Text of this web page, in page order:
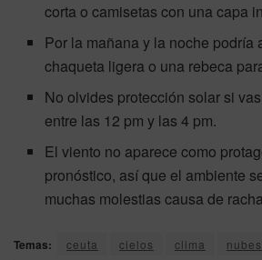
corta o camisetas con una capa
Por la mañana y la noche podría
chaqueta ligera o una rebeca
No olvides protección solar si
entre las 12 pm y las 4 pm.
El viento no aparece como
pronóstico, así que el ambiente
muchas molestias causa de
Temas: ceuta cielos clima nubes